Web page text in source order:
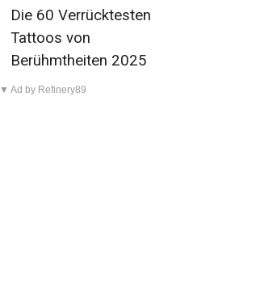
Die 60 Verrücktesten
Tattoos von
Berühmtheiten 2025
▼ Ad by Refinery89